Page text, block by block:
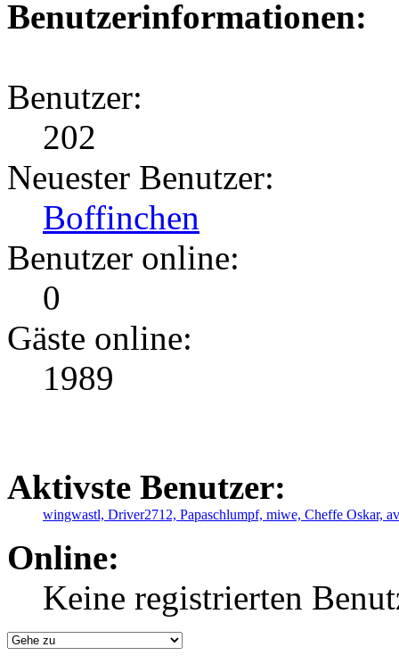
Benutzerinformationen:
Benutzer:
202
Neuester Benutzer:
Boffinchen
Benutzer online:
0
Gäste online:
1989
Aktivste Benutzer:
wingwastl, Driver2712, Papaschlumpf, miwe, Cheffe Oskar,
Online:
Keine registrierten